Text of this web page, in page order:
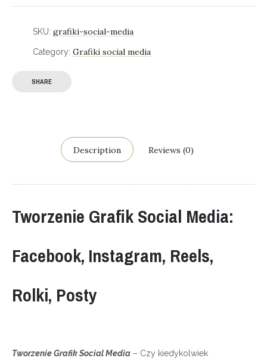
SKU: grafiki-social-media
Category: Grafiki social media
SHARE
Description Reviews (0)
Tworzenie Grafik Social Media:
Facebook, Instagram, Reels,
Rolki, Posty
Tworzenie Grafik Social Media – Czy kiedykolwiek